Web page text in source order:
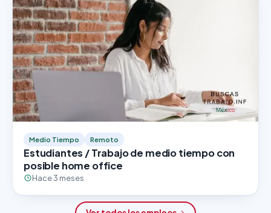
Medio Tiempo Remoto
Estudiantes / Trabajo de medio tiempo con
posible home office
Hace 3 meses